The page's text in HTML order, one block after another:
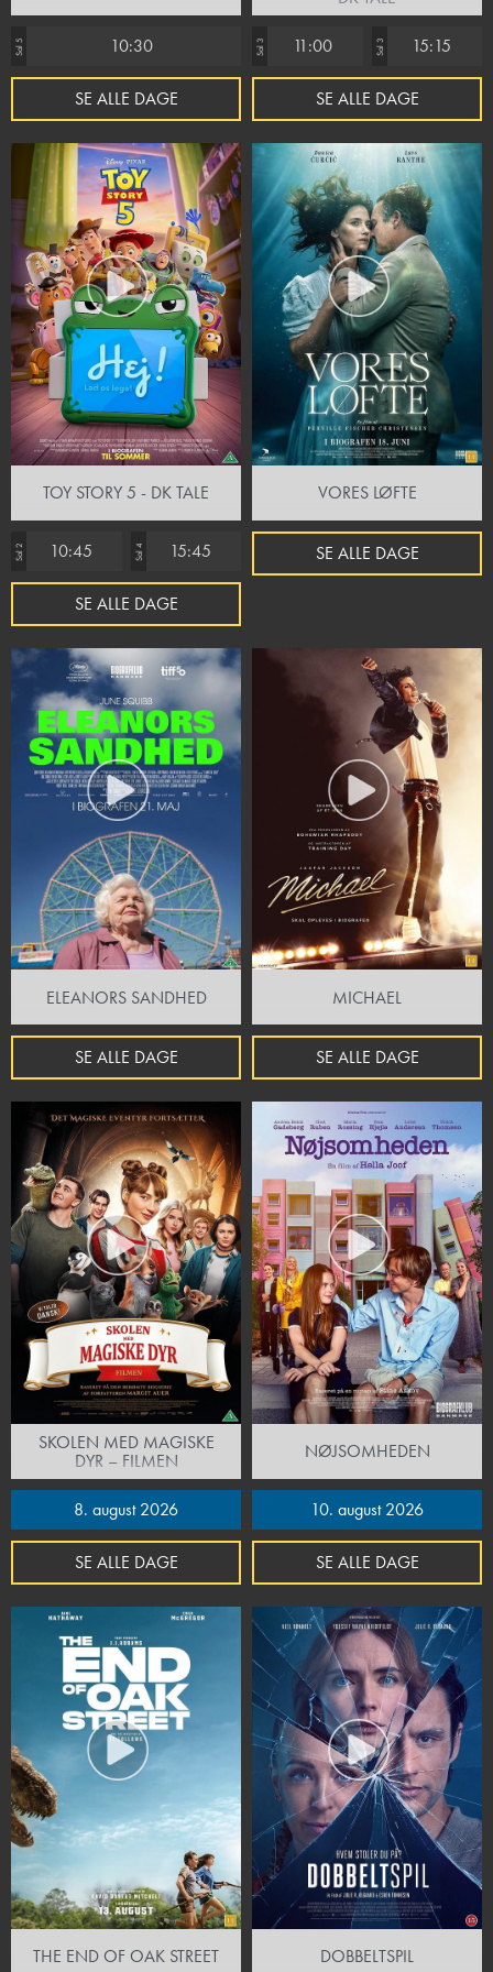
Sal 5 10:30
SE ALLE DAGE
Sal 3 11:00 Sal 3 15:15
SE ALLE DAGE
TOY STORY 5 - DK TALE
Sal 2 10:45 Sal 4 15:45
SE ALLE DAGE
VORES LØFTE
SE ALLE DAGE
ELEANORS SANDHED
SE ALLE DAGE
MICHAEL
SE ALLE DAGE
SKOLEN MED MAGISKE
DYR – FILMEN
8. august 2026
SE ALLE DAGE
NØJSOMHEDEN
10. august 2026
SE ALLE DAGE
THE END OF OAK STREET DOBBELTSPIL